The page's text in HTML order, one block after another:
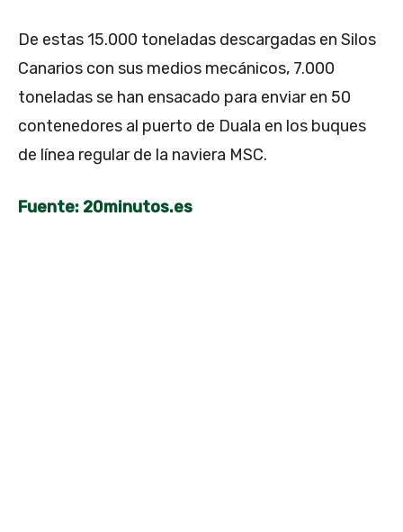
De estas 15.000 toneladas descargadas en Silos
Canarios con sus medios mecánicos, 7.000
toneladas se han ensacado para enviar en 50
contenedores al puerto de Duala en los buques
de línea regular de la naviera MSC.
Fuente: 20minutos.es